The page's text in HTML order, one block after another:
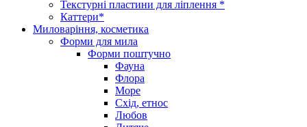
Текстурні пластини для ліплення *
Каттери*
Миловаріння, косметика
Форми для мила
Форми поштучно
Фауна
Флора
Море
Схід, етнос
Любов